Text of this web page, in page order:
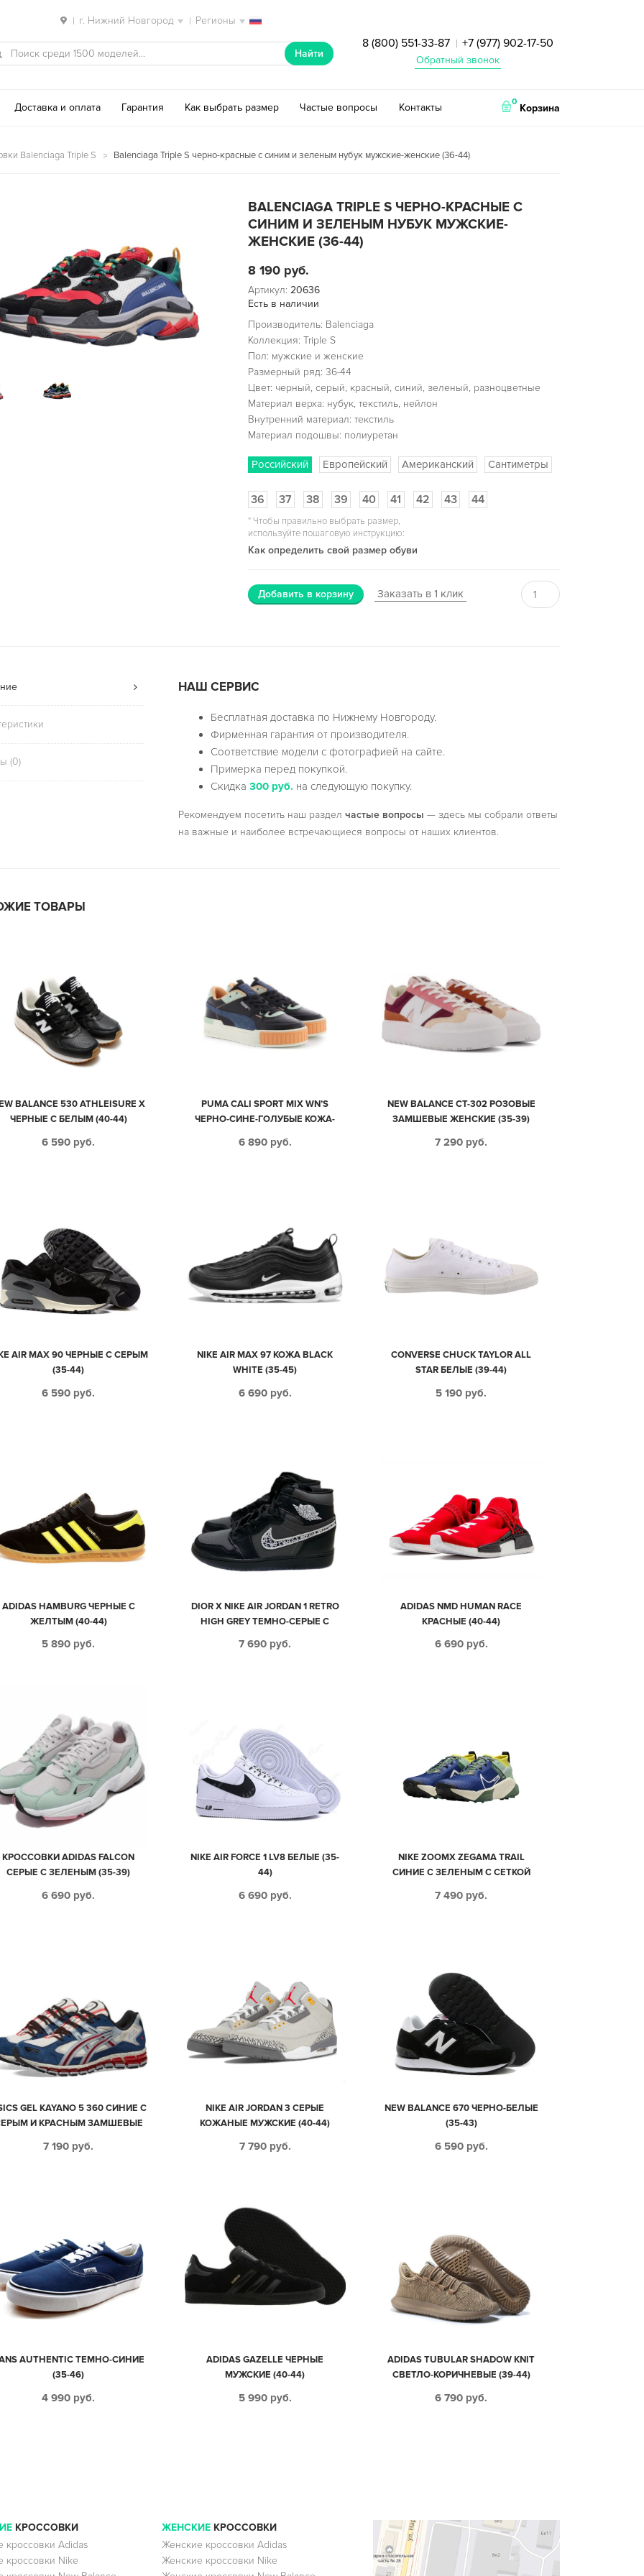
| г. Нижний Новгород | Регионы
Найти
8 (800) 551-33-87 | +7 (977) 902-17-50
Обратный звонок
Доставка и оплата Гарантия Как выбрать размер Частые вопросы Контакты 0
Корзина
Balenciaga Triple S Balenciaga Triple S черно-красные с синим и зеленым нубук мужские-женские (36-44)
BALENCIAGA TRIPLE S ЧЕРНО-КРАСНЫЕ С
СИНИМ И ЗЕЛЕНЫМ НУБУК МУЖСКИЕ-
ЖЕНСКИЕ (36-44)
8 190 руб.
Артикул: 20636
Есть в наличии
Производитель: Balenciaga
Коллекция: Triple S
Пол: мужские и женские
Размерный ряд: 36-44
Цвет: черный, серый, красный, синий, зеленый, разноцветные
Материал верха: нубук, текстиль, нейлон
Внутренний материал: текстиль
Материал подошвы: полиуретан
Российский Европейский Американский Сантиметры
36 37 38 39 40 41 42 43 44
*Чтобы правильно выбрать размер,
используйте пошаговую инструкцию:
Как определить свой размер обуви
Добавить в корзину Заказать в 1 клик
(0)
НАШ СЕРВИС
Бесплатная доставка по Нижнему Новгороду.
Фирменная гарантия от производителя.
Соответствие модели с фотографией на сайте.
Примерка перед покупкой.
Скидка300 руб. на следующую покупку.
Рекомендуем посетить наш разделчастые вопросы — здесь мы собрали ответы
на важные и наиболее встречающиеся вопросы от наших клиентов.
ТОВАРЫ
BALANCE 530 ATHLEISURE X
ЧЕРНЫЕ С БЕЛЫМ (40-44)
6 590 руб.
PUMA CALI SPORT MIX WN’S
ЧЕРНО-СИНЕ-ГОЛУБЫЕ КОЖА-
6 890 руб.
NEW BALANCE CT-302 РОЗОВЫЕ
ЗАМШЕВЫЕ ЖЕНСКИЕ (35-39)
7 290 руб.
AIR MAX 90 ЧЕРНЫЕ С СЕРЫМ
(35-44)
6 590 руб.
NIKE AIR MAX 97 КОЖА BLACK
WHITE (35-45)
6 690 руб.
CONVERSE CHUCK TAYLOR ALL
STAR БЕЛЫЕ (39-44)
5 190 руб.
ADIDAS HAMBURG ЧЕРНЫЕ С
ЖЕЛТЫМ (40-44)
5 890 руб.
DIOR X NIKE AIR JORDAN 1 RETRO
HIGH GREY ТЕМНО-СЕРЫЕ С
(40-44)
7 690 руб.
ADIDAS NMD HUMAN RACE
КРАСНЫЕ (40-44)
6 690 руб.
КРОССОВКИ ADIDAS FALCON
СЕРЫЕ С ЗЕЛЕНЫМ (35-39)
6 690 руб.
NIKE AIR FORCE 1 LV8 БЕЛЫЕ (35-
44)
6 690 руб.
NIKE ZOOMX ZEGAMA TRAIL
СИНИЕ С ЗЕЛЕНЫМ С СЕТКОЙ
7 490 руб.
GEL KAYANO 5 360 СИНИЕ С
И КРАСНЫМ ЗАМШЕВЫЕ
7 190 руб.
NIKE AIR JORDAN 3 СЕРЫЕ
КОЖАНЫЕ МУЖСКИЕ (40-44)
7 790 руб.
NEW BALANCE 670 ЧЕРНО-БЕЛЫЕ
(35-43)
6 590 руб.
AUTHENTIC ТЕМНО-СИНИЕ
(35-46)
4 990 руб.
ADIDAS GAZELLE ЧЕРНЫЕ
МУЖСКИЕ (40-44)
5 990 руб.
ADIDAS TUBULAR SHADOW KNIT
СВЕТЛО-КОРИЧНЕВЫЕ (39-44)
6 790 руб.
КРОССОВКИ
кроссовки Adidas
кроссовки Nike
ЖЕНСКИЕКРОССОВКИ
Женские кроссовки Adidas
Женские кроссовки Nike